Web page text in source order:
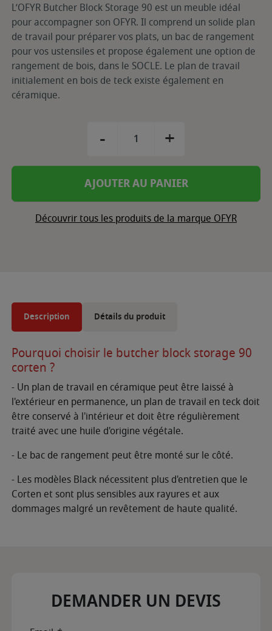
L’OFYR Butcher Block Storage 90 est un meuble idéal
pour accompagner son OFYR. Il comprend un solide plan
de travail pour préparer vos plats, un bac de rangement
pour vos ustensiles et propose également une option de
rangement de bois, dans le SOCLE. Le plan de travail
initialement en bois de teck existe également en
céramique.
- +
AJOUTER AU PANIER
Découvrir tous les produits de la marque OFYR
Description Détails du produit
Pourquoi choisir le butcher block storage 90
corten ?
- Un plan de travail en céramique peut être laissé à
l'extérieur en permanence, un plan de travail en teck doit
être conservé à l'intérieur et doit être régulièrement
traité avec une huile d'origine végétale.
- Le bac de rangement peut être monté sur le côté.
- Les modèles Black nécessitent plus d'entretien que le
Corten et sont plus sensibles aux rayures et aux
dommages malgré un revêtement de haute qualité.
DEMANDER UN DEVIS